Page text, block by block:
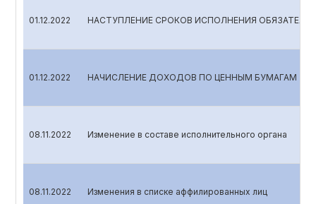
01.12.2022 НАСТУПЛЕНИЕ СРОКОВ ИСПОЛНЕНИЯ
01.12.2022 НАЧИСЛЕНИЕ ДОХОДОВ ПО ЦЕННЫМ БУМАГАМ
08.11.2022 Изменение в составе исполнительного органа
08.11.2022 Изменения в списке аффилированных лиц